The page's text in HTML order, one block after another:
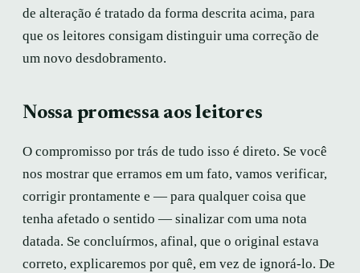
de alteração é tratado da forma descrita acima, para
que os leitores consigam distinguir uma correção de
um novo desdobramento.
Nossa promessa aos leitores
O compromisso por trás de tudo isso é direto. Se você
nos mostrar que erramos em um fato, vamos verificar,
corrigir prontamente e — para qualquer coisa que
tenha afetado o sentido — sinalizar com uma nota
datada. Se concluírmos, afinal, que o original estava
correto, explicaremos por quê, em vez de ignorá-lo. De